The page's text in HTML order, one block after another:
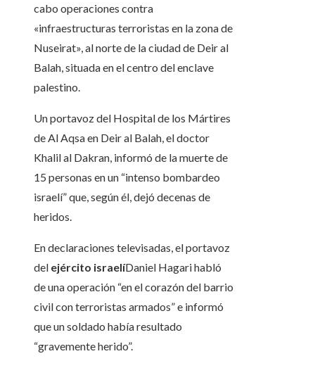
cabo operaciones contra
«infraestructuras terroristas en la zona de
Nuseirat», al norte de la ciudad de Deir al
Balah, situada en el centro del enclave
palestino.
Un portavoz del Hospital de los Mártires
de Al Aqsa en Deir al Balah, el doctor
Khalil al Dakran, informó de la muerte de
15 personas en un “intenso bombardeo
israelí” que, según él, dejó decenas de
heridos.
En declaraciones televisadas, el portavoz
del ejército israelíDaniel Hagari habló
de una operación “en el corazón del barrio
civil con terroristas armados” e informó
que un soldado había resultado
“gravemente herido”.